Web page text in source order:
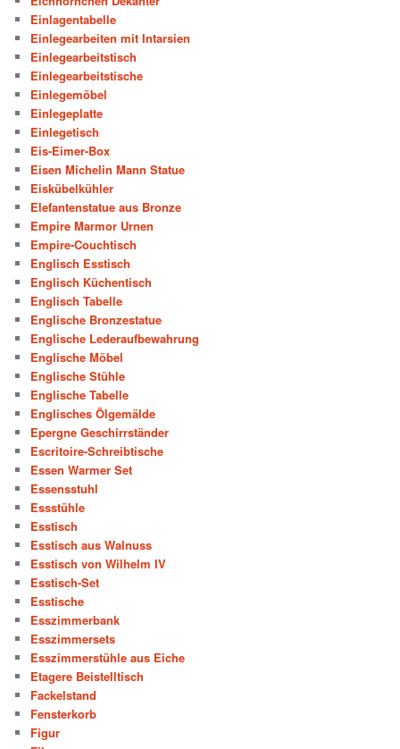
Einlagentabelle
Einlegearbeiten mit Intarsien
Einlegearbeitstisch
Einlegearbeitstische
Einlegemöbel
Einlegeplatte
Einlegetisch
Eis-Eimer-Box
Eisen Michelin Mann Statue
Eiskübelkühler
Elefantenstatue aus Bronze
Empire Marmor Urnen
Empire-Couchtisch
Englisch Esstisch
Englisch Küchentisch
Englisch Tabelle
Englische Bronzestatue
Englische Lederaufbewahrung
Englische Möbel
Englische Stühle
Englische Tabelle
Englisches Ölgemälde
Epergne Geschirrständer
Escritoire-Schreibtische
Essen Warmer Set
Essensstuhl
Essstühle
Esstisch
Esstisch aus Walnuss
Esstisch von Wilhelm IV
Esstisch-Set
Esstische
Esszimmerbank
Esszimmersets
Esszimmerstühle aus Eiche
Etagere Beistelltisch
Fackelstand
Fensterkorb
Figur